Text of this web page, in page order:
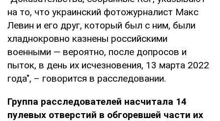
на то, что украинский фотожурналист Макс
Левин и его друг, который был с ним, были
хладнокровно казнены российскими
военными — вероятно, после допросов и
пыток, в день их исчезновения, 13 марта 2022
года", – говорится в расследовании.
Группа расследователей насчитала 14
пулевых отверстий в обгоревшей части их